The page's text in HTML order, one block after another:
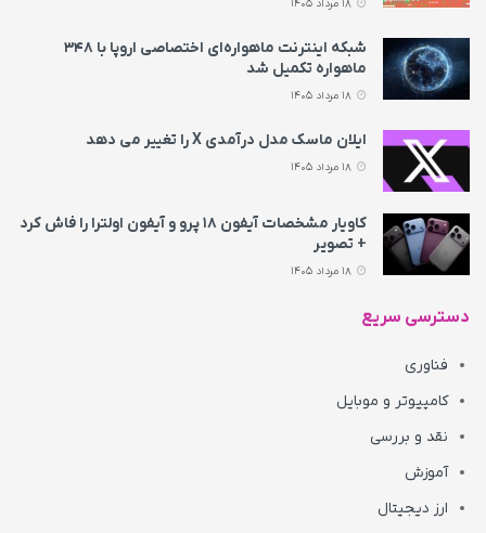
شبکه اینترنت ماهواره‌ای اختصاصی اروپا با ۳۴۸
ماهواره تکمیل شد
ایلان ماسک مدل درآمدی X را تغییر می‌ دهد
کاویار مشخصات آیفون ۱۸ پرو و آیفون اولترا را فاش کرد
+ تصویر
دسترسی سریع
فناوری
کامپیوتر و موبایل
نقد و بررسی
آموزش
ارز دیجیتال